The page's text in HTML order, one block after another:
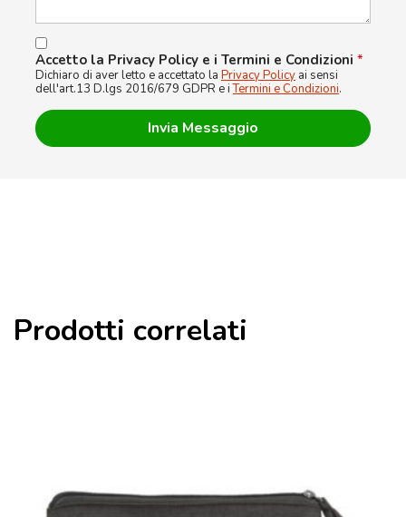
Accetto la Privacy Policy e i Termini e Condizioni *
Dichiaro di aver letto e accettato la Privacy Policy ai sensi
dell'art.13 D.lgs 2016/679 GDPR e iTermini e Condizioni.
Prodotti correlati